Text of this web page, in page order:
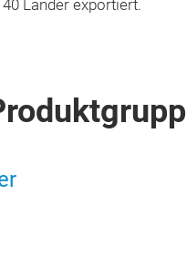
Länder exportiert.